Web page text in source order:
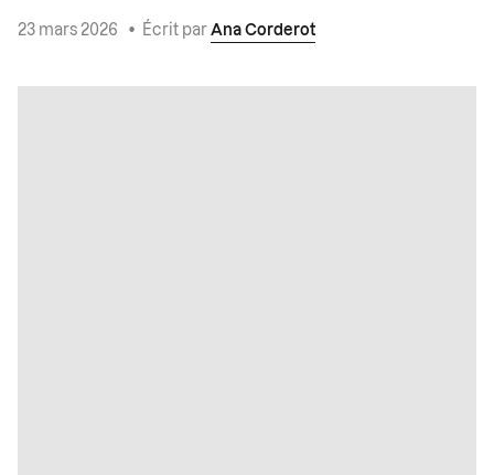
23 mars 2026 • Écrit par Ana Corderot